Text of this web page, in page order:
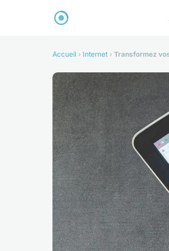
Accueil › Internet › Transformez